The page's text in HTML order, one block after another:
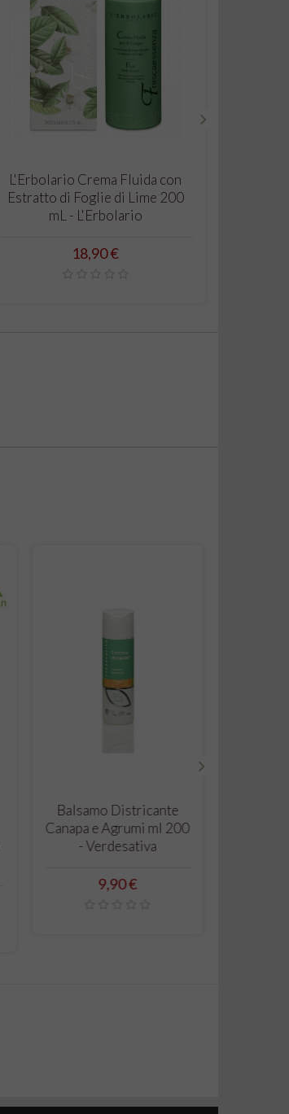
CARRELLO
L'Erbolario Crema Fluida con
Estratto di Foglie di Lime 200
mL - L'Erbolario
Prezzo
18,90 €
CARRELLO
Balsamo Districante
Canapa e Agrumi ml 200
- Verdesativa
Prezzo
9,90 €